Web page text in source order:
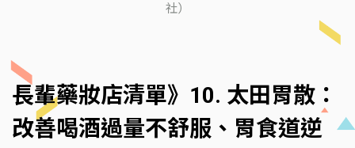
社）
長輩藥妝店清單》10. 太田胃散：
改善喝酒過量不舒服、胃食道逆